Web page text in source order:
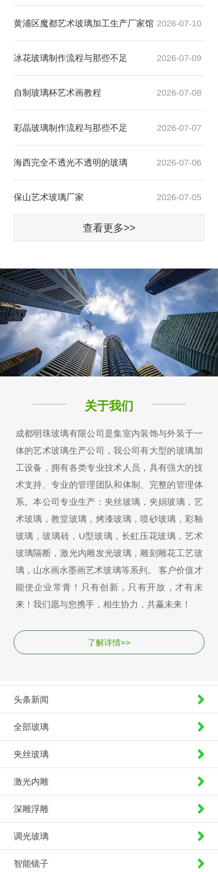
黄浦区魔都艺术玻璃加工生产厂家馆 2026-07-10
冰花玻璃制作流程与那些不足 2026-07-09
自制玻璃杯艺术画教程 2026-07-08
彩晶玻璃制作流程与那些不足 2026-07-07
海西完全不透光不透明的玻璃 2026-07-06
保山艺术玻璃厂家 2026-07-05
查看更多>>
关于我们
成都明珠玻璃有限公司是集室内装饰与外装于一
体的艺术玻璃生产公司，我公司有大型的玻璃加
工设备，拥有各类专业技术人员，具有强大的技
术支持、专业的管理团队和体制、完整的管理体
系。本公司专业生产：夹丝玻璃，夹娟玻璃，艺
术玻璃，教堂玻璃，烤漆玻璃，喷砂玻璃，彩釉
玻璃，玻璃砖，U型玻璃，长虹压花玻璃，艺术
玻璃隔断，激光内雕发光玻璃，雕刻雕花工艺玻
璃，山水画水墨画艺术玻璃等系列。 客户价值才
能使企业常青！只有创新，只有开放，才有未
来！我们愿与您携手，相生协力，共赢未来！
了解详情>>
头条新闻
全部玻璃
夹丝玻璃
激光内雕
深雕浮雕
调光玻璃
智能镜子